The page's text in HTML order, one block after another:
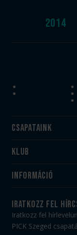
2014
Csapataink
Felnőtt
Utánpótlás
Klub
#HandballFamily
Munkatársaink
PICK Aréna
Sajtóakkreditáció
Információ
Jegy- és
Webshop
iratkozz fel
Iratkozz fel
PICK Szeged